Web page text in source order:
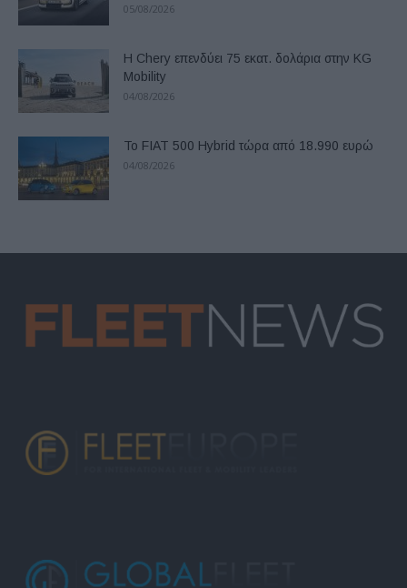
05/08/2026
Η Chery επενδύει 75 εκατ. δολάρια στην KG
Mobility
04/08/2026
Το FIAT 500 Hybrid τώρα από 18.990 ευρώ
04/08/2026